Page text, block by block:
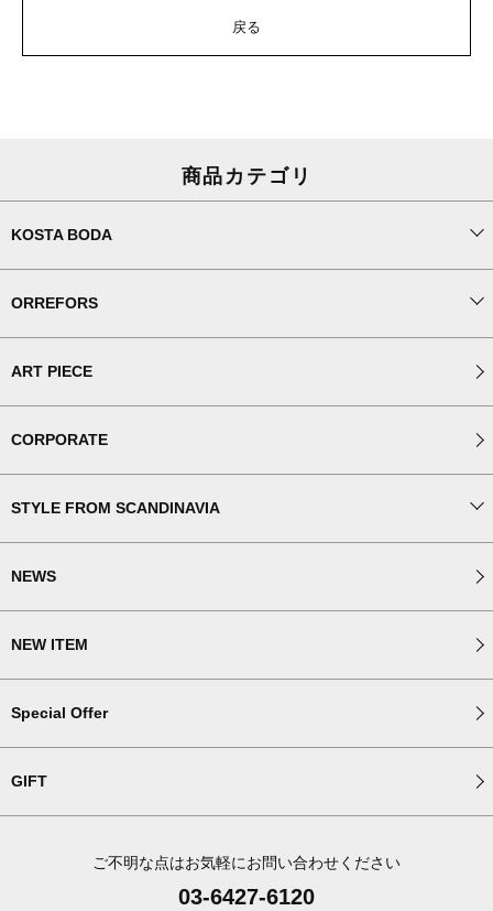
商品カテゴリ
KOSTA BODA
ORREFORS
ART PIECE
CORPORATE
STYLE FROM SCANDINAVIA
NEWS
NEW ITEM
Special Offer
GIFT
ご不明な点はお気軽にお問い合わせください
03-6427-6120